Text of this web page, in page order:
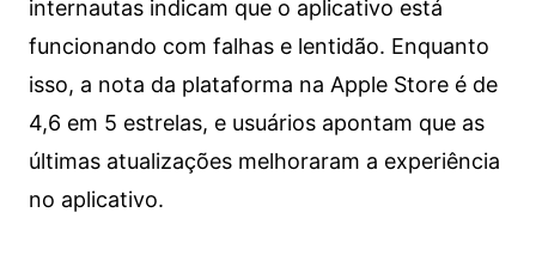
internautas indicam que o aplicativo está
funcionando com falhas e lentidão. Enquanto
isso, a nota da plataforma na Apple Store é de
4,6 em 5 estrelas, e usuários apontam que as
últimas atualizações melhoraram a experiência
no aplicativo.